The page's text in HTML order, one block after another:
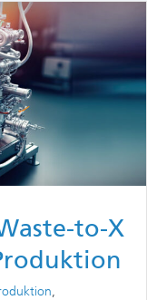
to-X
,